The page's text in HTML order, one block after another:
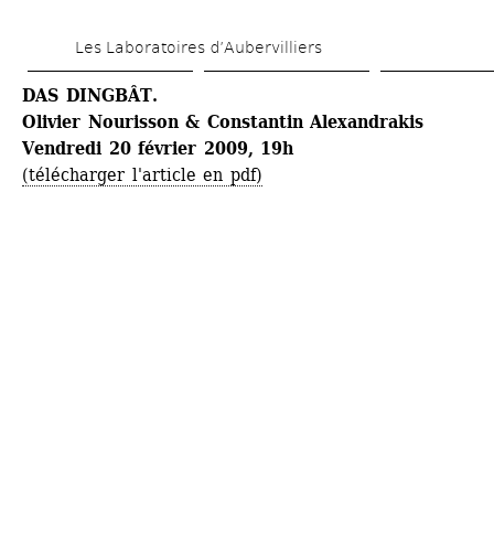
au
contenu
principal
Les Laboratoires d’Aubervilliers
DAS DINGBÂT.
Olivier Nourisson & Constantin Alexandrakis
Vendredi 20 février 2009, 19h
(télécharger l'article en pdf)